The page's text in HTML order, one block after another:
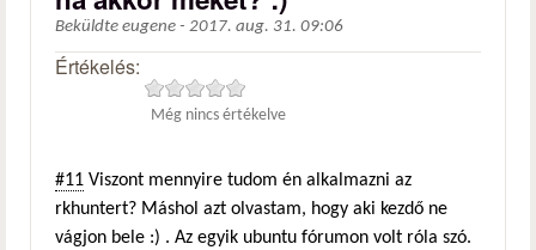
Beküldte eugene - 2017. aug. 31. 09:06
Értékelés:
Még nincs értékelve
#11 Viszont mennyire tudom én alkalmazni az
rkhuntert? Máshol azt olvastam, hogy aki kezdő ne
vágjon bele :) . Az egyik ubuntu fórumon volt róla szó.